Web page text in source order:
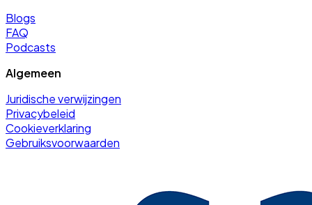
Blogs
FAQ
Podcasts
Algemeen
Juridische verwijzingen
Privacybeleid
Cookieverklaring
Gebruiksvoorwaarden